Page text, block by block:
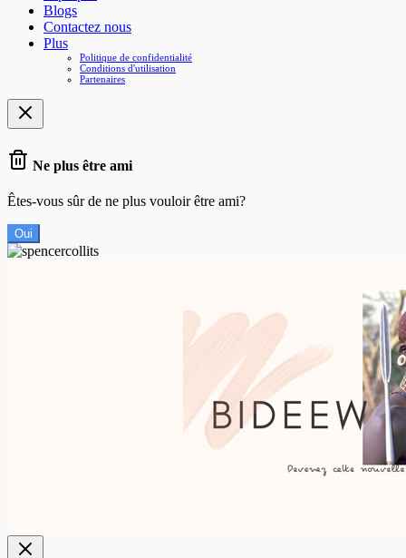
Blogs
Contactez nous
Plus
Politique de confidentialité
Conditions d'utilisation
Partenaires
Ne plus être ami
Êtes-vous sûr de ne plus vouloir être ami?
Oui